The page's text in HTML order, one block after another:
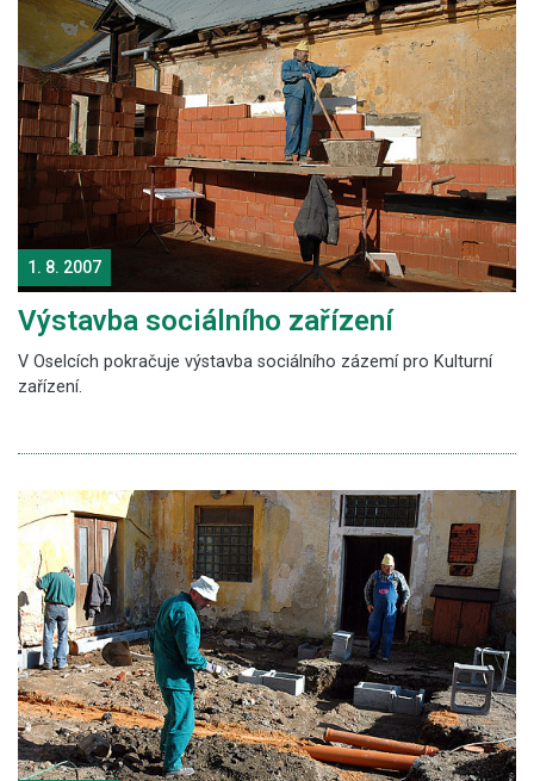
1. 8. 2007
Výstavba sociálního zařízení
V Oselcích pokračuje výstavba sociálního zázemí pro Kulturní
zařízení.